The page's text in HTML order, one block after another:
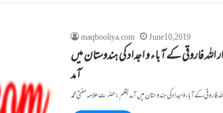
maqbooliya.com June 10, 2019
اللہ فاروقی کے آباء و اجداد کی ہندوستان میں
آمد